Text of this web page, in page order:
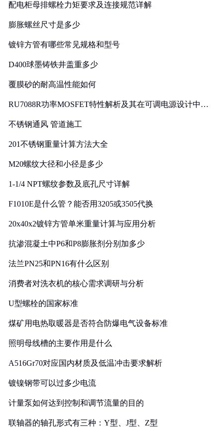
配电柜母排螺栓力矩要求及连接规范详解
膨胀螺丝尺寸是多少
镀锌方管有哪些常见规格和型号
D400球墨铸铁井盖重多少
覆膜砂的耐高温性能如何
RU7088R功率MOSFET特性解析及其在可调电源设计中的
不锈钢通风 管道施工
201不锈钢重量计算方法大全
M20螺纹大径和小径是多少
1-1/4 NPT螺纹参数及底孔尺寸详解
F1010E是什么管？能否用3205或3505代换
20x40x2镀锌方管单米重量计算与应用分析
抗渗混凝土中P6和P8膨胀剂分别加多少
法兰PN25和PN16有什么区别
消费者对洗衣机的核心需求调研与分析
U型螺栓的国家标准
煤矿用电热取暖器是否符合防爆电气设备标准
照明母线槽的主要作用是什么
A516Gr70对应国内材质及低温冲击要求解析
镀镍钢带可以过多少电流
计量泵如何达到控制和调节流量的目的
联轴器的轴孔形式有三种：Y型、J型、Z型